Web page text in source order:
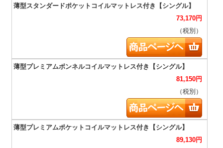
73,170円
（税別）
81,150円
（税別）
89,130円